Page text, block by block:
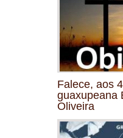
Falece, aos
guaxupeana
Oliveira